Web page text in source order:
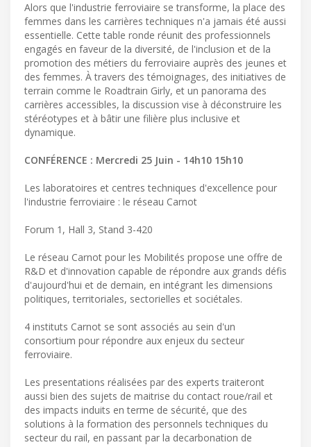
Alors que l'industrie ferroviaire se transforme, la place des
femmes dans les carrières techniques n'a jamais été aussi
essentielle. Cette table ronde réunit des professionnels
engagés en faveur de la diversité, de l'inclusion et de la
promotion des métiers du ferroviaire auprès des jeunes et
des femmes. À travers des témoignages, des initiatives de
terrain comme le Roadtrain Girly, et un panorama des
carrières accessibles, la discussion vise à déconstruire les
stéréotypes et à bâtir une filière plus inclusive et
dynamique.
CONFÉRENCE : Mercredi 25 Juin - 14h10 15h10
Les laboratoires et centres techniques d'excellence pour
l'industrie ferroviaire : le réseau Carnot
Forum 1, Hall 3, Stand 3-420
Le réseau Carnot pour les Mobilités propose une offre de
R&D et d'innovation capable de répondre aux grands défis
d'aujourd'hui et de demain, en intégrant les dimensions
politiques, territoriales, sectorielles et sociétales.
4 instituts Carnot se sont associés au sein d'un
consortium pour répondre aux enjeux du secteur
ferroviaire.
Les presentations réalisées par des experts traiteront
aussi bien des sujets de maitrise du contact roue/rail et
des impacts induits en terme de sécurité, que des
solutions à la formation des personnels techniques du
secteur du rail, en passant par la decarbonation de